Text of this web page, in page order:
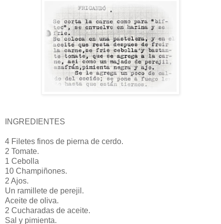
INGREDIENTES
4 Filetes finos de pierna de cerdo.
2 Tomate.
1 Cebolla
10 Champiñones.
2 Ajos.
Un ramillete de perejil.
Aceite de oliva.
2 Cucharadas de aceite.
Sal y pimienta.